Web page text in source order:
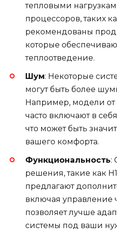
тепловыми
процессоров, таких
рекомендованы
которые
теплоотведение.
Шум: Некоторые
могут быть более
Например, модели от
часто включают в
что может быть
вашего комфорта.
Функциональность:
решения, такие как
предлагают
включая управление
позволяет лучше
системы под ваши